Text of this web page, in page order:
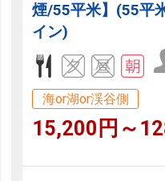
煙/55平米】(55平
イン)
海or湖or渓谷側
15,200円～